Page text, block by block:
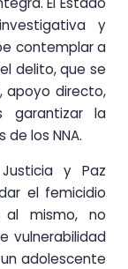
y
contemplar a
delito, que se
apoyo directo,
garantizar la
los NNA.
y Paz
el femicidio
al mismo, no
vulnerabilidad
adolescente